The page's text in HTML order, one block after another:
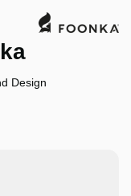
Design